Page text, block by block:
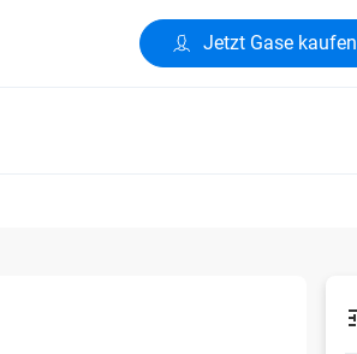
Jetzt Gase kaufen